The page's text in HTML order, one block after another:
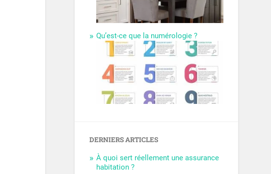
Qu’est-ce que la numérologie ?
DERNIERS ARTICLES
À quoi sert réellement une assurance
habitation ?